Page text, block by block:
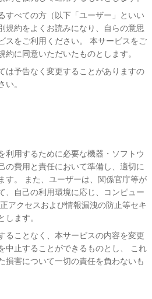
すべての方（以下「ユーザー」といい
規約をよくお読みになり、自らの意思
スをご利用ください。 本サービスをご
約に同意いただいたものとします。
は予告なく変更することがありますの
い。
利用するために必要な機器・ソフトウ
の費用と責任において準備し、適切に
す。 また、ユーザーは、関係官庁等が
、自己の利用環境に応じ、コンピュー
アクセスおよび情報漏洩の防止等セキ
します。
ることなく、本サービスの内容を変更
中止することができるものとし、 これ
損害について一切の責任を負わないも